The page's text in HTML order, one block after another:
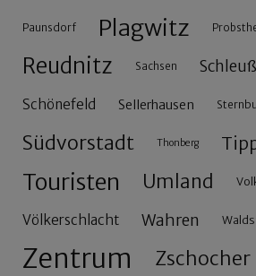
Paunsdorf Plagwitz
Reudnitz Sachsen
Schönefeld Sellerhausen
Südvorstadt Thonberg
Touristen Umland
Völkerschlacht Wahren
Zentrum Zschocher